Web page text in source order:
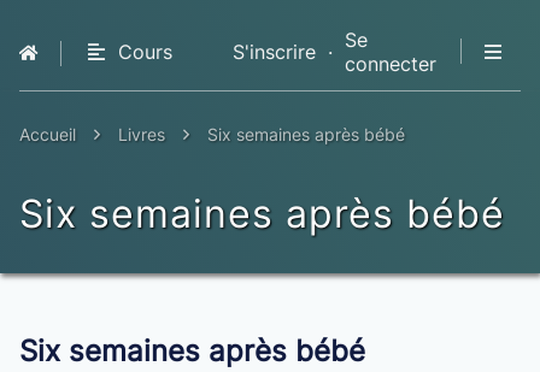
Cours
Premium
S'inscrire · Se
connecter
Accueil Livres Six semaines après bébé
Six semaines après bébé
Six semaines après bébé